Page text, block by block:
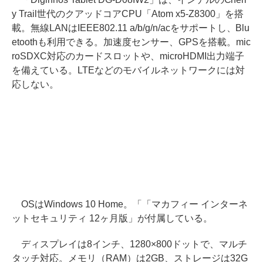
y Trail世代のクアッドコアCPU「Atom x5-Z8300」を搭
載。無線LANはIEEE802.11 a/b/g/n/acをサポートし、Blu
etoothも利用できる。加速度センサー、GPSを搭載。mic
roSDXC対応のカードスロットや、microHDMI出力端子
を備えている。LTEなどのモバイルネットワークには対
応しない。
OSはWindows 10 Home。「「マカフィー インターネ
ットセキュリティ 12ヶ月版」が付属している。
ディスプレイは8インチ、1280×800ドットで、マルチ
タッチ対応。メモリ（RAM）は2GB、ストレージは32G